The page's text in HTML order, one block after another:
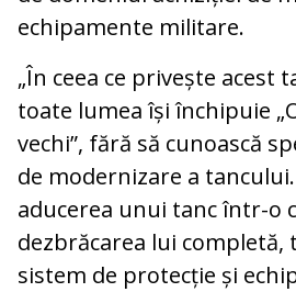
echipamente militare.
„În ceea ce privește acest
toate lumea își închipuie
vechi”, fără să cunoască
de modernizare a
aducerea unui tanc într-o
dezbrăcarea lui completă,
sistem de protecție și